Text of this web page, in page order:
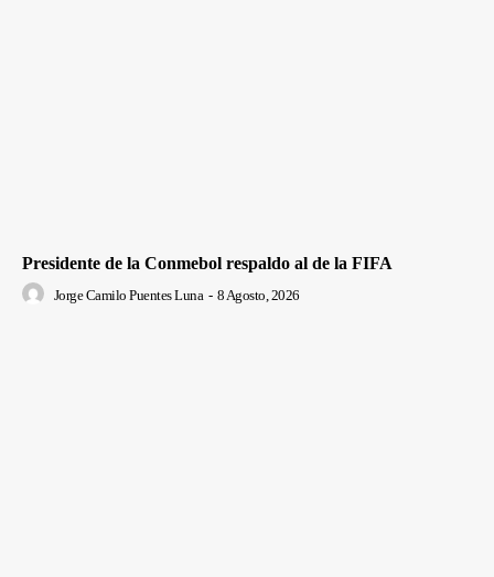
Presidente de la Conmebol respaldo al de la FIFA
Jorge Camilo Puentes Luna - 8 Agosto, 2026